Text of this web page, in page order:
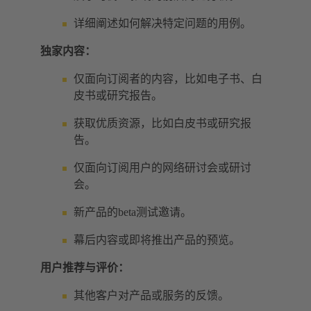
详细阐述如何解决特定问题的用例。
独家内容：
仅面向订阅者的内容，比如电子书、白
皮书或研究报告。
获取优质资源，比如白皮书或研究报
告。
仅面向订阅用户的网络研讨会或研讨
会。
新产品的beta测试邀请。
幕后内容或即将推出产品的预览。
用户推荐与评价：
其他客户对产品或服务的反馈。